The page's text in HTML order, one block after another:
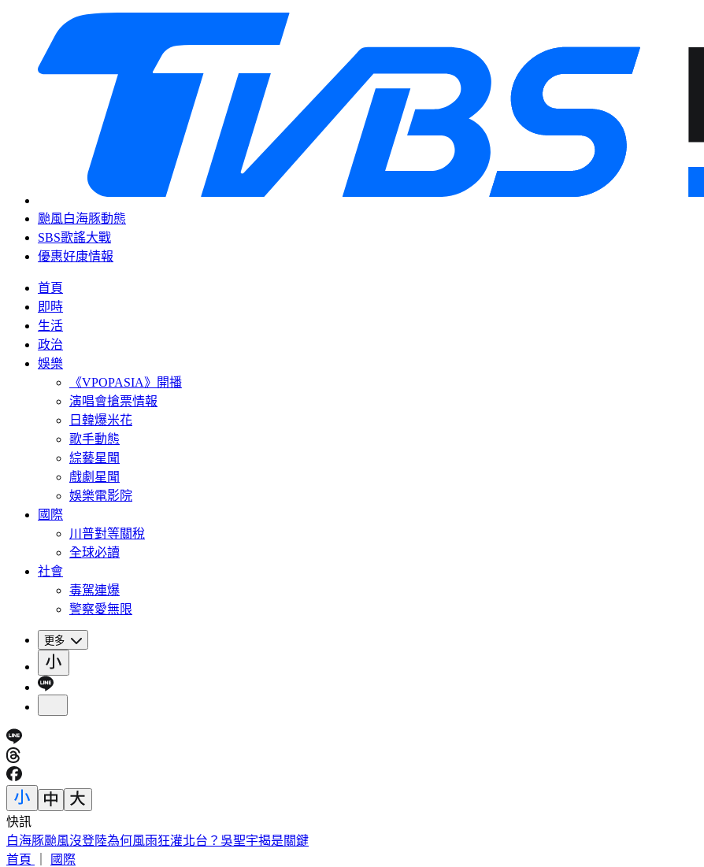
颱風白海豚動態
SBS歌謠大戰
優惠好康情報
首頁
即時
生活
政治
娛樂
《VPOPASIA》開播
演唱會搶票情報
日韓爆米花
歌手動態
綜藝星聞
戲劇星聞
娛樂電影院
國際
川普對等關稅
全球必讀
社會
毒駕連爆
警察愛無限
更多
快訊
狄亞茲領22億連續砸鍋 大谷10局關鍵安助道奇止7連敗
首頁
國際